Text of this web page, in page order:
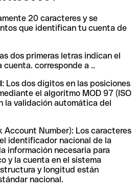
20 caracteres y se
que identifican tu cuenta de
dos primeras letras indican el
cuenta. corresponde a ..
: Los dos dígitos en las posiciones
el algoritmo MOD 97 (ISO
la validación automática del
Account Number): Los caracteres
identificador nacional de la
información necesaria para
y la cuenta en el sistema
y longitud están
nacional.